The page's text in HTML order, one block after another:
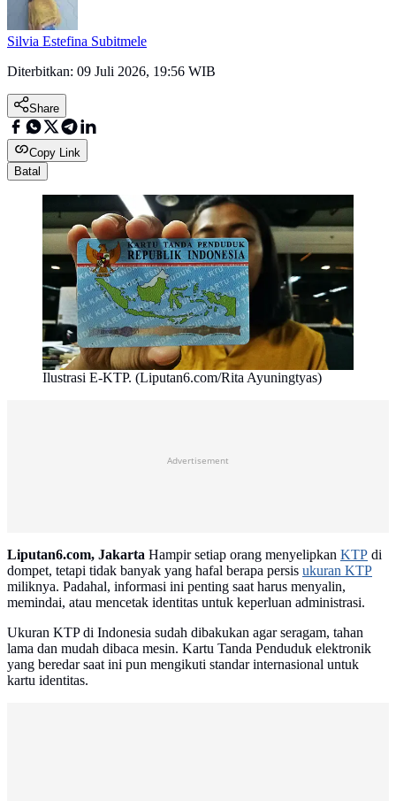
Silvia Estefina Subitmele
Diterbitkan: 09 Juli 2026, 19:56 WIB
Share
Copy Link
Batal
Ilustrasi E-KTP. (Liputan6.com/Rita Ayuningtyas)
Advertisement
Liputan6.com, Jakarta Hampir setiap orang menyelipkan KTP di
dompet, tetapi tidak banyak yang hafal berapa persis ukuran KTP
miliknya. Padahal, informasi ini penting saat harus menyalin,
memindai, atau mencetak identitas untuk keperluan administrasi.
Ukuran KTP di Indonesia sudah dibakukan agar seragam, tahan
lama dan mudah dibaca mesin. Kartu Tanda Penduduk elektronik
yang beredar saat ini pun mengikuti standar internasional untuk
kartu identitas.